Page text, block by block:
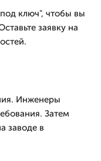
ключ", чтобы вы
заявку на
Инженеры
Затем
заводе в